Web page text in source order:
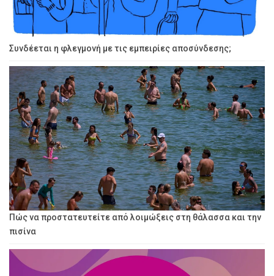
Συνδέεται η φλεγμονή με τις εμπειρίες αποσύνδεσης;
Πώς να προστατευτείτε από λοιμώξεις στη θάλασσα και την
πισίνα